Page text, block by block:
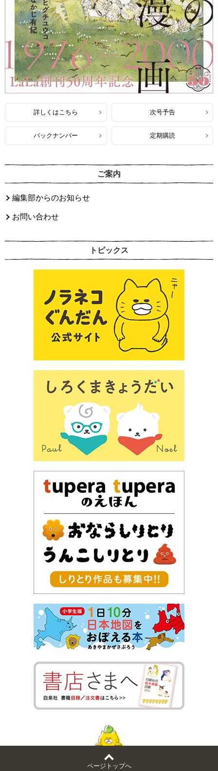
詳しくはこちら 次号予告
バックナンバー 定期購読
ご案内
編集部からのお知らせ
お問い合わせ
トピックス
ページトップへ